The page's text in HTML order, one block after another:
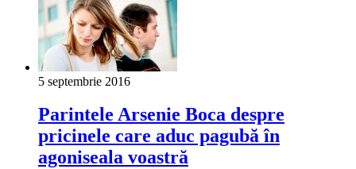
5 septembrie 2016
Parintele Arsenie Boca despre
pricinele care aduc pagubă în
agoniseala voastră